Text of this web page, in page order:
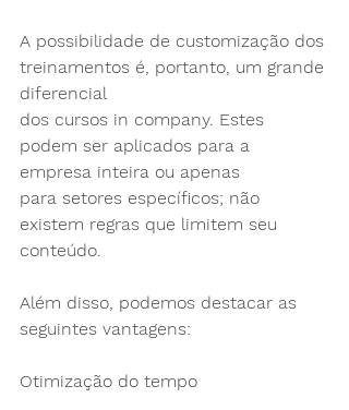
A possibilidade de customização dos
treinamentos é, portanto, um grande
diferencial
dos cursos in company. Estes
podem ser aplicados para a
empresa inteira ou apenas
para setores específicos; não
existem regras que limitem seu
conteúdo.
Além disso, podemos destacar as
seguintes vantagens:
Otimização do tempo